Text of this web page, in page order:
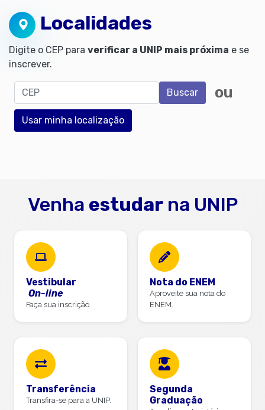
Localidades
Digite o CEP para verificar a UNIP mais próxima e se
inscrever.
CEP Buscar ou
Usar minha localização
Venha estudarna UNIP
Vestibular
On-line
Faça sua inscrição.
Nota do ENEM
Aproveite sua nota do
ENEM.
Transferência
Transfira-se para a UNIP.
Segunda
Graduação